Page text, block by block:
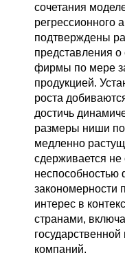
сочетания
регрессионного
подтверждены
представления
фирмы по мере
продукцией.
роста
достичь
размеры ниши
медленно
сдерживается
закономерности
интерес в
странами,
компаний.